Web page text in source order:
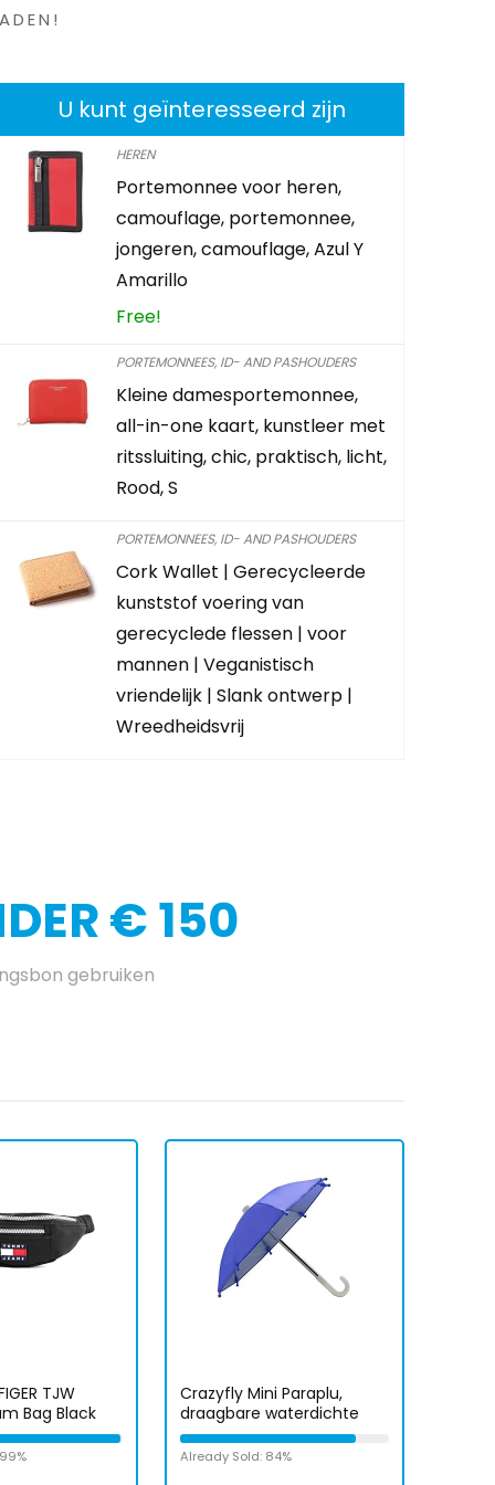
U kunt geïnteresseerd zijn
HEREN
Portemonnee voor heren,
camouflage, portemonnee,
jongeren, camouflage, Azul Y
Amarillo
Free!
PORTEMONNEES, ID- AND PASHOUDERS
Kleine damesportemonnee,
all-in-one kaart, kunstleer met
ritssluiting, chic, praktisch, licht,
Rood, S
PORTEMONNEES, ID- AND PASHOUDERS
Cork Wallet | Gerecycleerde
kunststof voering van
gerecyclede flessen | voor
mannen | Veganistisch
vriendelijk | Slank ontwerp |
Wreedheidsvrij
€ 150
gebruiken
TJW
Bag Black
Crazyfly Mini Paraplu,
draagbare waterdichte
telefoon beschermende
paraplu duurzame UV-
Already Sold: 84%